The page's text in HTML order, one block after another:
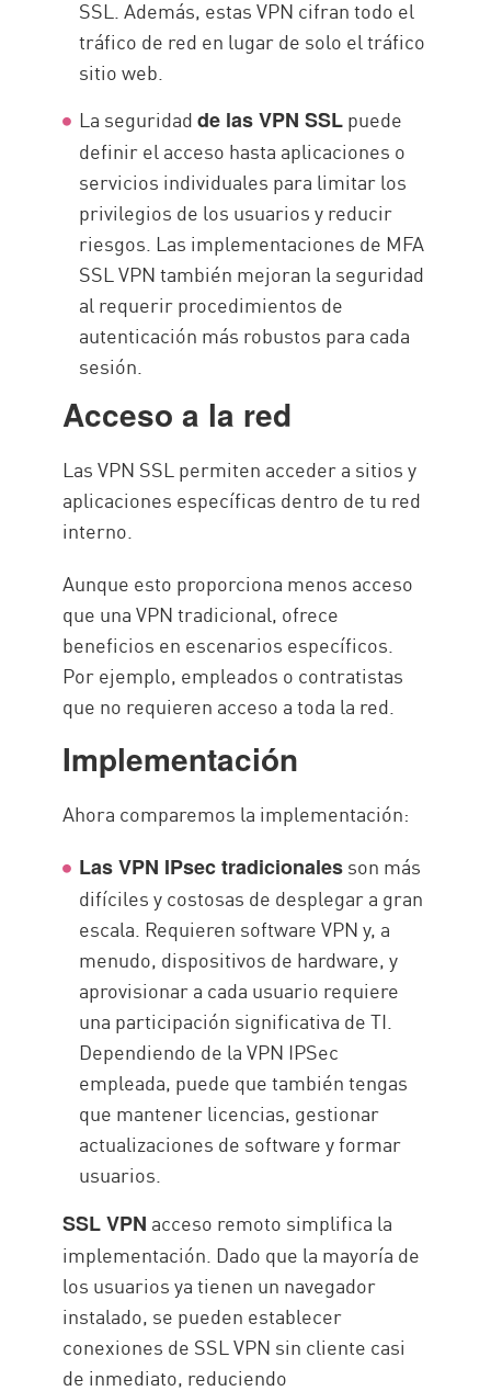
SSL. Además, estas VPN cifran todo el
tráfico de red en lugar de solo el tráfico
sitio web.
La seguridadde las VPN SSLpuede
definir el acceso hasta aplicaciones o
servicios individuales para limitar los
privilegios de los usuarios y reducir
riesgos. Las implementaciones de MFA
SSL VPN también mejoran la seguridad
al requerir procedimientos de
autenticación más robustos para cada
sesión.
Acceso a la red
Las VPN SSL permiten acceder a sitios y
aplicaciones específicas dentro de tu red
interno.
Aunque esto proporciona menos acceso
que una VPN tradicional, ofrece
beneficios en escenarios específicos.
Por ejemplo, empleados o contratistas
que no requieren acceso a toda la red.
Implementación
Ahora comparemos la implementación:
Las VPN IPsec tradicionalesson más
difíciles y costosas de desplegar a gran
escala. Requieren software VPN y, a
menudo, dispositivos de hardware, y
aprovisionar a cada usuario requiere
una participación significativa de TI.
Dependiendo de la VPN IPSec
empleada, puede que también tengas
que mantener licencias, gestionar
actualizaciones de software y formar
usuarios.
SSL VPN acceso remoto simplifica la
implementación. Dado que la mayoría de
los usuarios ya tienen un navegador
instalado, se pueden establecer
conexiones de SSL VPN sin cliente casi
de inmediato, reduciendo